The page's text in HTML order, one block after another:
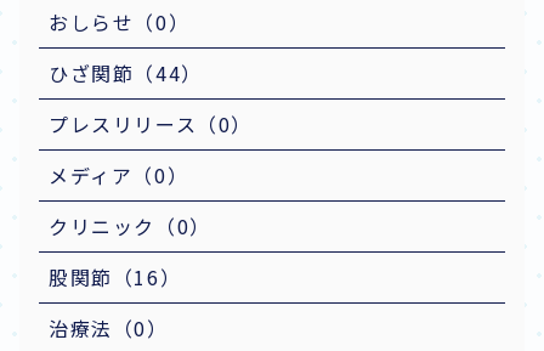
おしらせ（0）
ひざ関節（44）
プレスリリース（0）
メディア（0）
クリニック（0）
股関節（16）
治療法（0）